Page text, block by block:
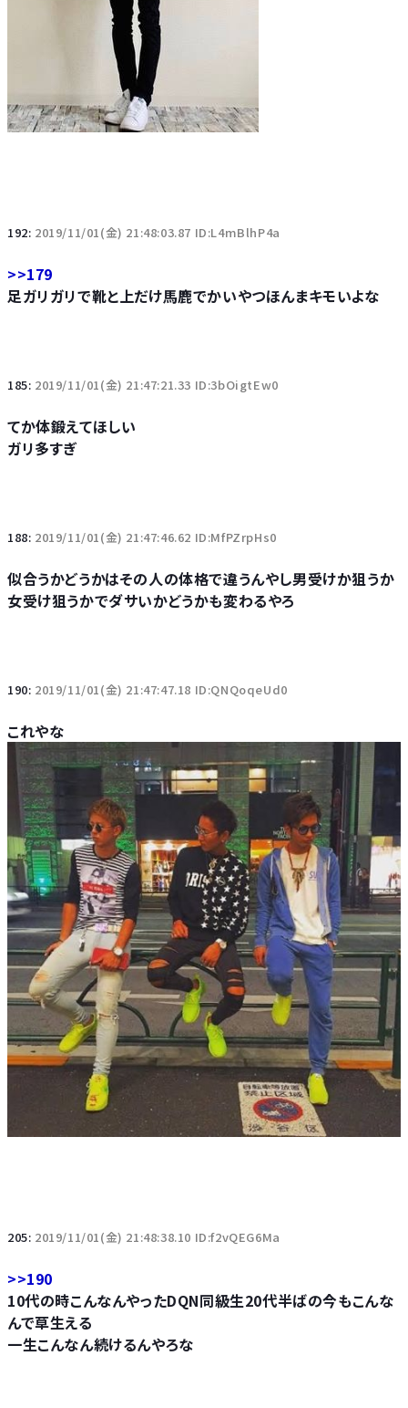
192: 2019/11/01(金) 21:48:03.87 ID:L4mBlhP4a
>>179
足ガリガリで靴と上だけ馬鹿でかいやつほんまキモいよな
185: 2019/11/01(金) 21:47:21.33 ID:3bOigtEw0
てか体鍛えてほしい
ガリ多すぎ
188: 2019/11/01(金) 21:47:46.62 ID:MfPZrpHs0
似合うかどうかはその人の体格で違うんやし男受けか狙うか
女受け狙うかでダサいかどうかも変わるやろ
190: 2019/11/01(金) 21:47:47.18 ID:QNQoqeUd0
これやな
205: 2019/11/01(金) 21:48:38.10 ID:f2vQEG6Ma
>>190
10代の時こんなんやったDQN同級生20代半ばの今もこんな
んで草生える
一生こんなん続けるんやろな